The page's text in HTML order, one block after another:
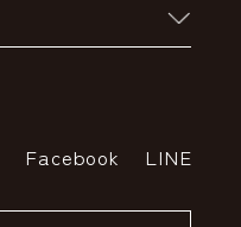
Facebook LINE